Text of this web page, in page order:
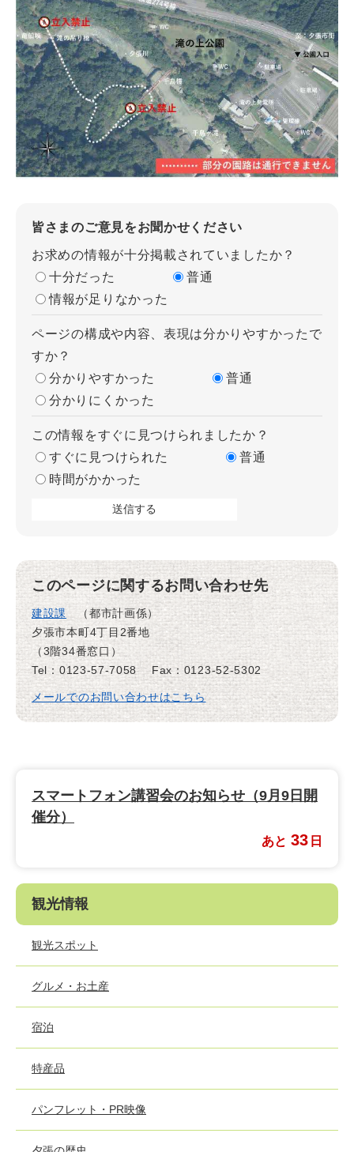
皆さまのご意見をお聞かせください
お求めの情報が十分掲載されていましたか？
十分だった
普通
情報が足りなかった
ページの構成や内容、表現は分かりやすかったで
すか？
分かりやすかった
普通
分かりにくかった
この情報をすぐに見つけられましたか？
すぐに見つけられた
普通
時間がかかった
このページに関するお問い合わせ先
建設課
都市計画係
夕張市本町4丁目2番地
（3階34番窓口）
Tel：0123-57-7058
Fax：0123-52-5302
メールでのお問い合わせはこちら
スマートフォン講習会のお知らせ（9月9日開
催分）
あと 33 日
観光情報
観光スポット
グルメ・お土産
宿泊
特産品
パンフレット・PR映像